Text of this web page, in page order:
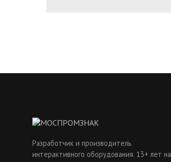
Разработчик и производитель
интерактивного оборудования. 13+ лет на